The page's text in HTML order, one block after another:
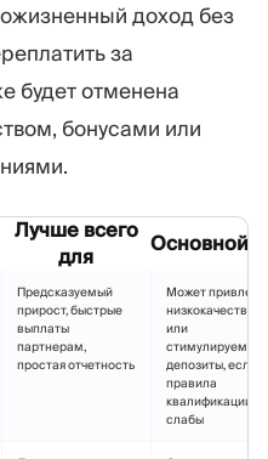
доход без
за
будет отменена
бонусами или
Лучше всего
для
Основной
Предсказуемый
прирост, быстрые
выплаты
партнерам,
простая отчетность
Может привлечь
или
стимулируемые
депозиты, если
правила
квалификации
слабы